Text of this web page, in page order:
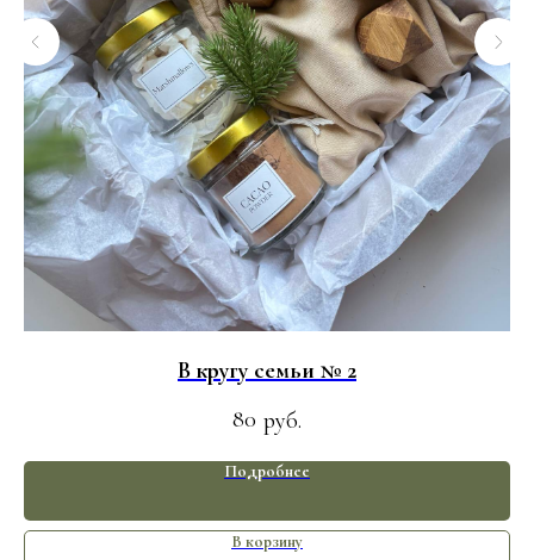
В кругу семьи № 2
80 руб.
Подробнее
В корзину